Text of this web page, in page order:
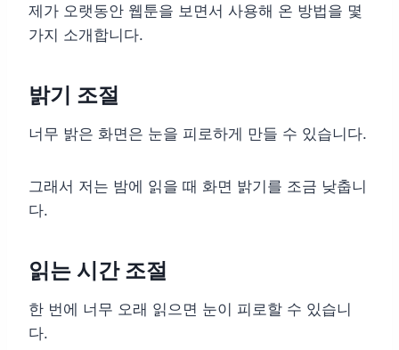
제가 오랫동안 웹툰을 보면서 사용해 온 방법을 몇
가지 소개합니다.
밝기 조절
너무 밝은 화면은 눈을 피로하게 만들 수 있습니다.
그래서 저는 밤에 읽을 때 화면 밝기를 조금 낮춥니
다.
읽는 시간 조절
한 번에 너무 오래 읽으면 눈이 피로할 수 있습니
다.